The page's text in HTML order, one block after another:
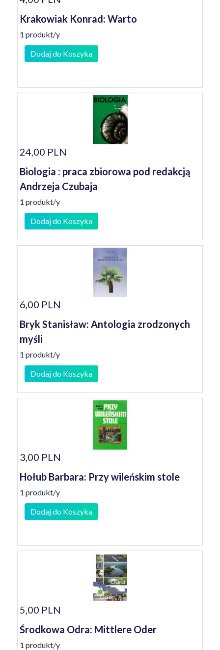
Krakowiak Konrad: Warto
1 produkt/y
Dodaj do Koszyka
24,00 PLN
Biologia : praca zbiorowa pod redakcją
Andrzeja Czubaja
1 produkt/y
Dodaj do Koszyka
6,00 PLN
Bryk Stanisław: Antologia zrodzonych
myśli
1 produkt/y
Dodaj do Koszyka
3,00 PLN
Hołub Barbara: Przy wileńskim stole
1 produkt/y
Dodaj do Koszyka
5,00 PLN
Środkowa Odra: Mittlere Oder
1 produkt/y